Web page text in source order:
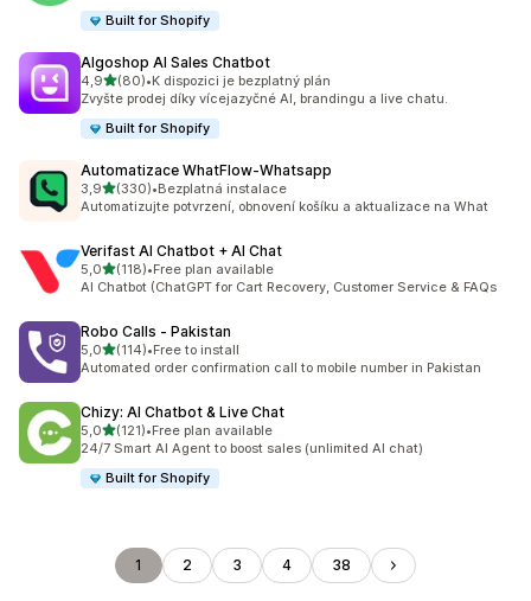
Built for Shopify
Algoshop AI Sales Chatbot
4,9z 5 hvězd
(80)
Celkový počet recenzí: 80
•K dispozici je bezplatný plán
Zvyšte prodej díky vícejazyčné AI, brandingu a live chatu.
Built for Shopify
Automatizace WhatFlow‑Whatsapp
3,9z 5 hvězd
(330)
Celkový počet recenzí: 330
•Bezplatná instalace
Automatizujte potvrzení, obnovení košíku a aktualizace na What
Verifast AI Chatbot + AI Chat
5,0z 5 hvězd
(118)
Celkový počet recenzí: 118
•Free plan available
AI Chatbot (ChatGPT for Cart Recovery, Customer Service & FAQs
Robo Calls ‑ Pakistan
5,0z 5 hvězd
(114)
Celkový počet recenzí: 114
•Free to install
Automated order confirmation call to mobile number in Pakistan
Chizy: AI Chatbot & Live Chat
5,0z 5 hvězd
(121)
Celkový počet recenzí: 121
•Free plan available
24/7 Smart AI Agent to boost sales (unlimited AI chat)
Built for Shopify
1 2 3 4 38